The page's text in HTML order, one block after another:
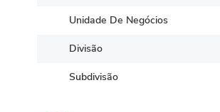
Unidade De Negócios
Divisão
Subdivisão